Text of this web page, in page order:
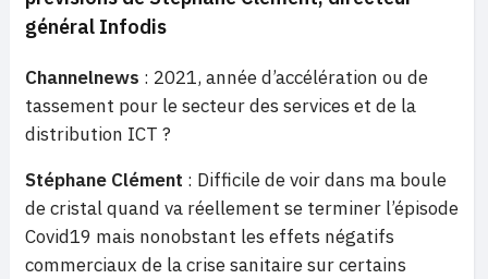
général Infodis
Channelnews : 2021, année d’accélération ou de
tassement pour le secteur des services et de la
distribution ICT ?
Stéphane Clément : Difficile de voir dans ma boule
de cristal quand va réellement se terminer l’épisode
Covid19 mais nonobstant les effets négatifs
commerciaux de la crise sanitaire sur certains